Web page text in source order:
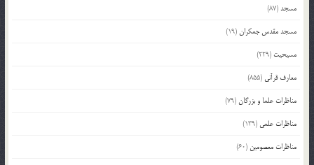
مسجد(87)
مسجد مقدس جمکران(19)
مسیحیت (229)
معارف قرآنی (855)
مناظرات علما و بزرگان(79)
مناظرات علمی (139)
مناظرات معصومین (60)